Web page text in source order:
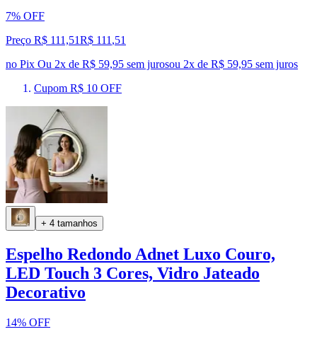
7% OFF
Preço R$ 111,51R$ 111 ,51
no Pix Ou 2x de R$ 59,95 sem jurosou 2x de R$ 59,95 sem juros
Cupom R$ 10 OFF
+ 4 tamanhos
Espelho Redondo Adnet Luxo Couro,
LED Touch 3 Cores, Vidro Jateado
Decorativo
14% OFF